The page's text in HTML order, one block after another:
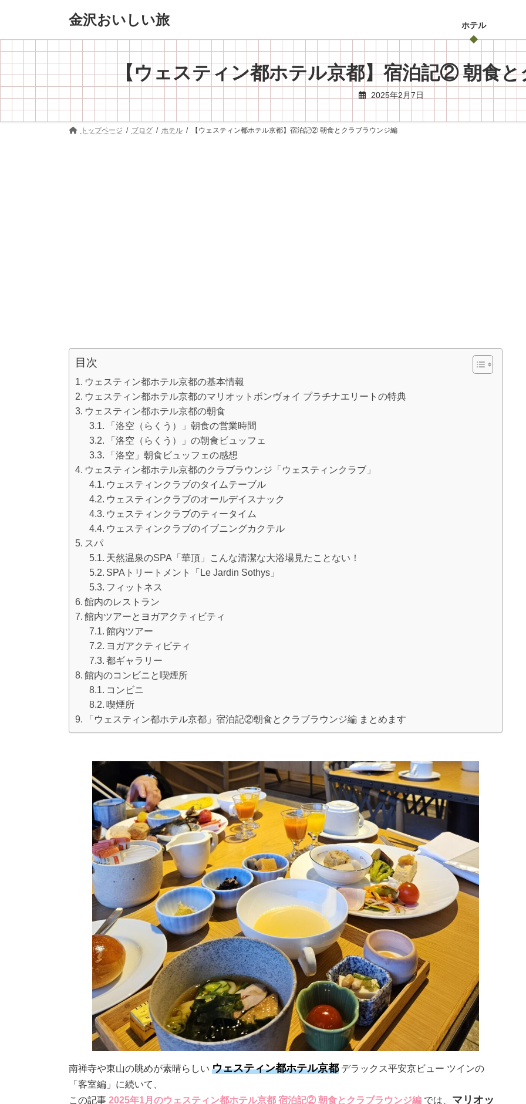
ン
ツ
へ
ー
シ
ョ
金沢おいしい旅 ホテル
【ウェスティン都ホテル京都】宿泊記② 朝食
2025年2月7日
トップページ ブログ ホテル 【ウェスティン都ホテル京都】宿泊記② 朝食とクラブラウンジ編
目次
ウェスティン都ホテル京都の基本情報
ウェスティン都ホテル京都のマリオットボンヴォイ プラチナエリートの特典
ウェスティン都ホテル京都の朝食
「洛空（らくう）」朝食の営業時間
「洛空（らくう）」の朝食ビュッフェ
「洛空」朝食ビュッフェの感想
ウェスティン都ホテル京都のクラブラウンジ「ウェスティンクラブ」
ウェスティンクラブのタイムテーブル
ウェスティンクラブのオールデイスナック
ウェスティンクラブのティータイム
ウェスティンクラブのイブニングカクテル
スパ
天然温泉のSPA「華頂」こんな清潔な大浴場見たことない！
SPAトリートメント「Le Jardin Sothys」
フィットネス
館内のレストラン
館内ツアーとヨガアクティビティ
館内ツアー
ヨガアクティビティ
都ギャラリー
館内のコンビニと喫煙所
コンビニ
喫煙所
「ウェスティン都ホテル京都」宿泊記②朝食とクラブラウンジ編 まとめます
南禅寺や東山の眺めが素晴らしい ウェスティン都ホテル京都デラックス平安京ビュー ツインの
「客室編」に続いて、
この記事 2025年1月のウェスティン都ホテル京都 宿泊記② 朝食とクラブラウンジ編 では、 マリオッ